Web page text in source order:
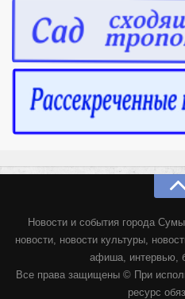
Новости и события города
новости, новости культуры,
афиша, интервью,
Все права защищены © При
ресурс